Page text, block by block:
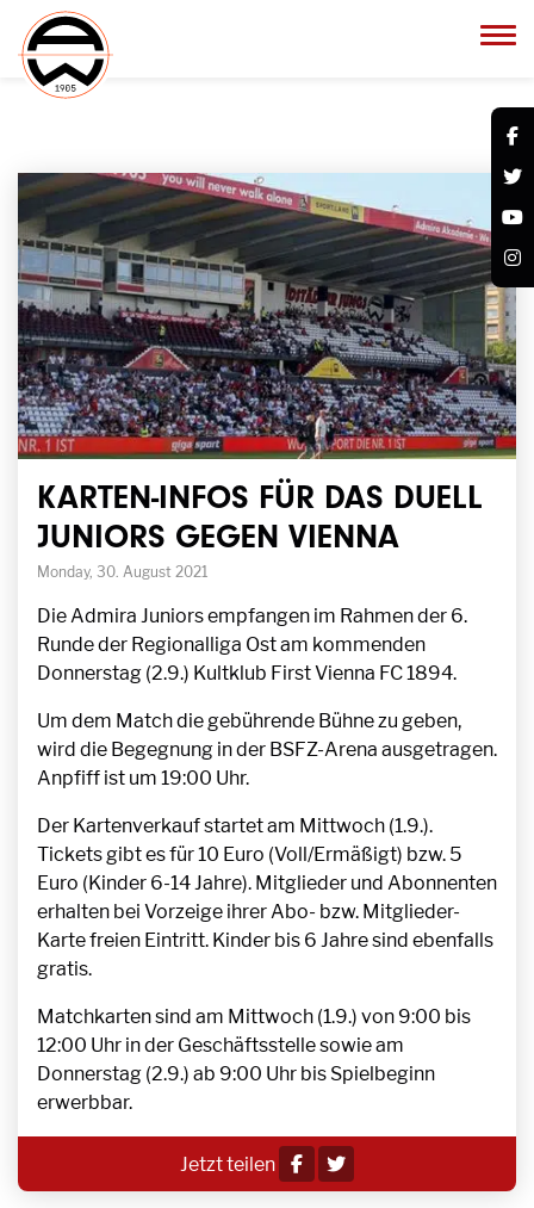
KARTEN-INFOS FÜR DAS DUELL
JUNIORS GEGEN VIENNA
Monday, 30. August 2021
Die Admira Juniors empfangen im Rahmen der 6.
Runde der Regionalliga Ost am kommenden
Donnerstag (2.9.) Kultklub First Vienna FC 1894.
Um dem Match die gebührende Bühne zu geben,
wird die Begegnung in der BSFZ-Arena ausgetragen.
Anpfiff ist um 19:00 Uhr.
Der Kartenverkauf startet am Mittwoch (1.9.).
Tickets gibt es für 10 Euro (Voll/Ermäßigt) bzw. 5
Euro (Kinder 6-14 Jahre). Mitglieder und Abonnenten
erhalten bei Vorzeige ihrer Abo- bzw. Mitglieder-
Karte freien Eintritt. Kinder bis 6 Jahre sind ebenfalls
gratis.
Matchkarten sind am Mittwoch (1.9.) von 9:00 bis
12:00 Uhr in der Geschäftsstelle sowie am
Donnerstag (2.9.) ab 9:00 Uhr bis Spielbeginn
erwerbbar.
Jetzt teilen